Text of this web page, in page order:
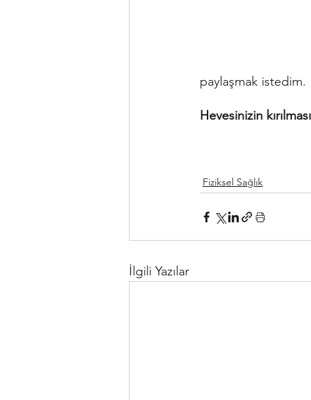
paylaşmak istedim.
Hevesinizin
Fiziksel Sağlık
İlgili Yazılar